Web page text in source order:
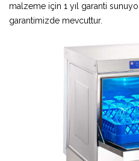
malzeme için 1 yıl garanti
garantimizde mevcuttur.